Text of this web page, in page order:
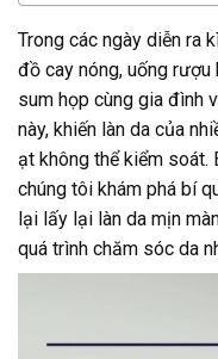
Trong các ngày diễn ra
đồ cay nóng, uống
sum họp cùng gia đình
này, khiến làn da của
ạt không thể kiểm soát.
chúng tôi khám phá bí
lại lấy lại làn da mịn
quá trình chăm sóc da